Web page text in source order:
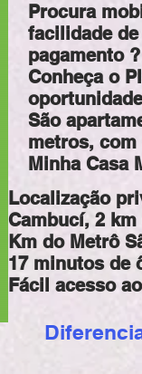
Procura
facilidade
pagamento ?
Conheça o
São
metros,
Minha Casa
Localização
Cambucí, 2
Km do Metrô
17 minutos de
Fácil acesso